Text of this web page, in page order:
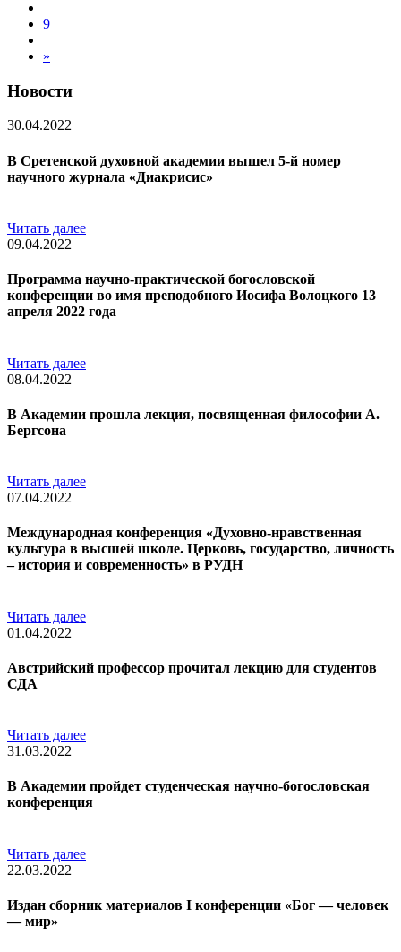
9
»
Новости
30.04.2022
В Сретенской духовной академии вышел 5-й номер
научного журнала «Диакрисис»
Читать далее
09.04.2022
Программа научно-практической богословской
конференции во имя преподобного Иосифа Волоцкого 13
апреля 2022 года
Читать далее
08.04.2022
В Академии прошла лекция, посвященная философии А.
Бергсона
Читать далее
07.04.2022
Международная конференция «Духовно-нравственная
культура в высшей школе. Церковь, государство, личность
– история и современность» в РУДН
Читать далее
01.04.2022
Австрийский профессор прочитал лекцию для студентов
СДА
Читать далее
31.03.2022
В Академии пройдет студенческая научно-богословская
конференция
Читать далее
22.03.2022
Издан сборник материалов I конференции «Бог — человек
— мир»